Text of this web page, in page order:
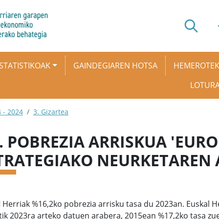
GAINDEGIAREN HOTSA
- 2024 3. Gizartea
POBREZIA ARRISKUA
NEURKETAREN
Herriak %16,2ko pobrezia arrisku tasa du 2023an. Euskal
2023ra arteko datuen arabera, 2015ean %17,2ko tasa